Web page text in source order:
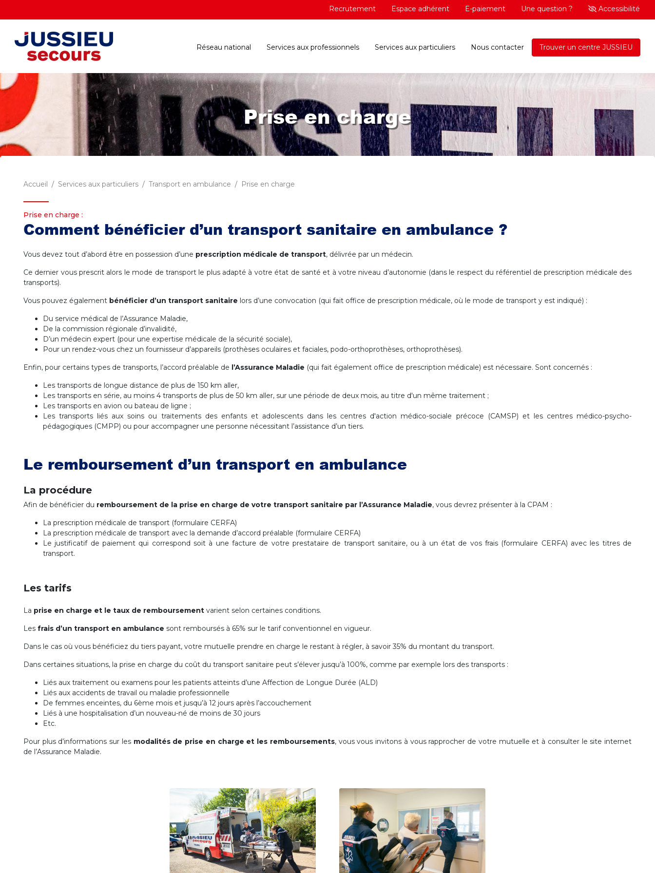
Recrutement Espace adhérent E-paiement Une question ? Accessibilité
Réseau national Services aux professionnels Services aux particuliers Nous contacter Trouver un centre JUSSIEU
Prise en charge
Accueil Services aux particuliers Transport en ambulance Prise en charge
Prise en charge :
Comment bénéficier d’un transport sanitaire en ambulance ?
Vous devez tout d’abord être en possession d’une prescription médicale de transport, délivrée par un médecin.
Ce dernier vous prescrit alors le mode de transport le plus adapté à votre état de santé et à votre niveau d’autonomie (dans le respect du référentiel de prescription médicale des
transports).
Vous pouvez également bénéficier d’un transport sanitaire lors d’une convocation (qui fait office de prescription médicale, où le mode de transport y est indiqué) :
Du service médical de l’Assurance Maladie,
De la commission régionale d’invalidité,
D’un médecin expert (pour une expertise médicale de la sécurité sociale),
Pour un rendez-vous chez un fournisseur d’appareils (prothèses oculaires et faciales, podo-orthoprothèses, orthoprothèses).
Enfin, pour certains types de transports, l’accord préalable de l’Assurance Maladie (qui fait également office de prescription médicale) est nécessaire. Sont concernés :
Les transports de longue distance de plus de 150 km aller,
Les transports en série, au moins 4 transports de plus de 50 km aller, sur une période de deux mois, au titre d'un même traitement ;
Les transports en avion ou bateau de ligne ;
Les transports liés aux soins ou traitements des enfants et adolescents dans les centres d'action médico-sociale précoce (CAMSP) et les centres médico-psycho-
pédagogiques (CMPP) ou pour accompagner une personne nécessitant l’assistance d’un tiers.
Le remboursement d’un transport en ambulance
La procédure
Afin de bénéficier du remboursement de la prise en charge de votre transport sanitaire par l’Assurance Maladie, vous devrez présenter à la CPAM :
La prescription médicale de transport (formulaire CERFA)
La prescription médicale de transport avec la demande d’accord préalable (formulaire CERFA)
Le justificatif de paiement qui correspond soit à une facture de votre prestataire de transport sanitaire, ou à un état de vos frais (formulaire CERFA) avec les titres de
transport.
Les tarifs
La prise en charge et le taux de remboursement varient selon certaines conditions.
Les frais d’un transport en ambulance sont remboursés à 65% sur le tarif conventionnel en vigueur.
Dans le cas où vous bénéficiez du tiers payant, votre mutuelle prendre en charge le restant à régler, à savoir 35% du montant du transport.
Dans certaines situations, la prise en charge du coût du transport sanitaire peut s’élever jusqu’à 100%, comme par exemple lors des transports :
Liés aux traitement ou examens pour les patients atteints d’une Affection de Longue Durée (ALD)
Liés aux accidents de travail ou maladie professionnelle
De femmes enceintes, du 6ème mois et jusqu’à 12 jours après l’accouchement
Liés à une hospitalisation d’un nouveau-né de moins de 30 jours
Etc.
Pour plus d’informations sur les modalités de prise en charge et les remboursements, vous vous invitons à vous rapprocher de votre mutuelle et à consulter le site internet
de l’Assurance Maladie.